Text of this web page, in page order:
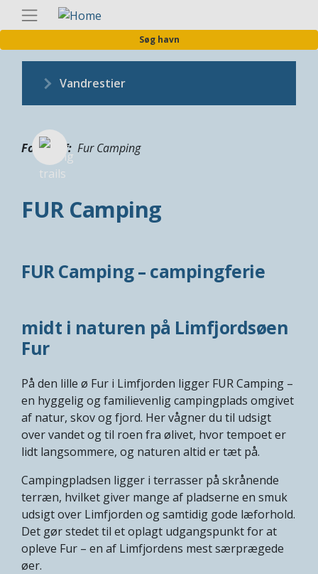
Søg havn
Vandrestier
Fotograf Fur Camping
FUR Camping
FUR Camping – campingferie
midt i naturen på Limfjordsøen
Fur
På den lille ø Fur i Limfjorden ligger FUR Camping –
en hyggelig og familievenlig campingplads omgivet
af natur, skov og fjord. Her vågner du til udsigt
over vandet og til roen fra ølivet, hvor tempoet er
lidt langsommere, og naturen altid er tæt på.
Campingpladsen ligger i terrasser på skrånende
terræn, hvilket giver mange af pladserne en smuk
udsigt over Limfjorden og samtidig gode læforhold.
Det gør stedet til et oplagt udgangspunkt for at
opleve Fur – en af Limfjordens mest særprægede
øer.